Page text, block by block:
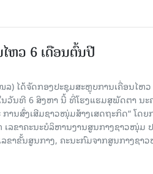
ຫວ 6 ເດືອນຕົ້ນປີ
ໄດ້ຈັດກອງປະຊຸມສະຫຼຸບການເຄື່ອນໄຫ
ວັນທີ 6 ສິງຫາ ນີ້ ທີ່ໂຮງແຮມສຸພັດຕາ ນ
ນສົ່ງເສີມຊາວໜຸ່ມສ້າງເສດຖະກິດ“ ໂດຍ
ລຂາຄະນະບໍລິຫານງານສູນກາງຊາວໜຸ່ມ
າຂັ້ນສູນກາງ, ຄະນະກົມຈາກສູນກາງຊາ